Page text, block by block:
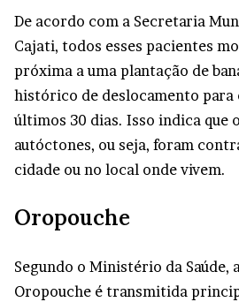
De acordo com a Secretaria
Cajati, todos esses pacientes
próxima a uma plantação de
histórico de deslocamento para
últimos 30 dias. Isso indica que
autóctones, ou seja, foram
cidade ou no local onde vivem.
Oropouche
Segundo o Ministério da Saúde,
Oropouche é transmitida